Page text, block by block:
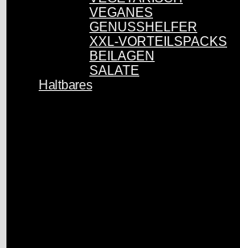
VEGANES
GENUSSHELFER
XXL-VORTEILSPACKS
BEILAGEN
SALATE
Haltbares